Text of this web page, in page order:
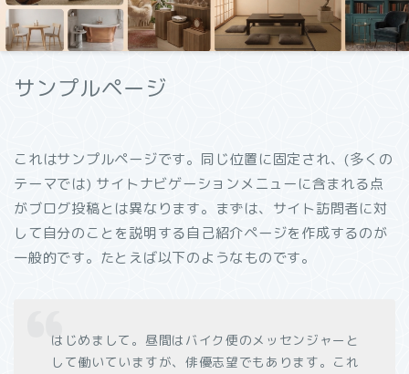
サンプルページ
これはサンプルページです。同じ位置に固定され、(多くの
テーマでは) サイトナビゲーションメニューに含まれる点
がブログ投稿とは異なります。まずは、サイト訪問者に対
して自分のことを説明する自己紹介ページを作成するのが
一般的です。たとえば以下のようなものです。
はじめまして。昼間はバイク便のメッセンジャーと
して働いていますが、俳優志望でもあります。これ